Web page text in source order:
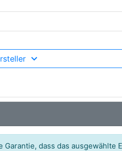
dass das ausgewählte